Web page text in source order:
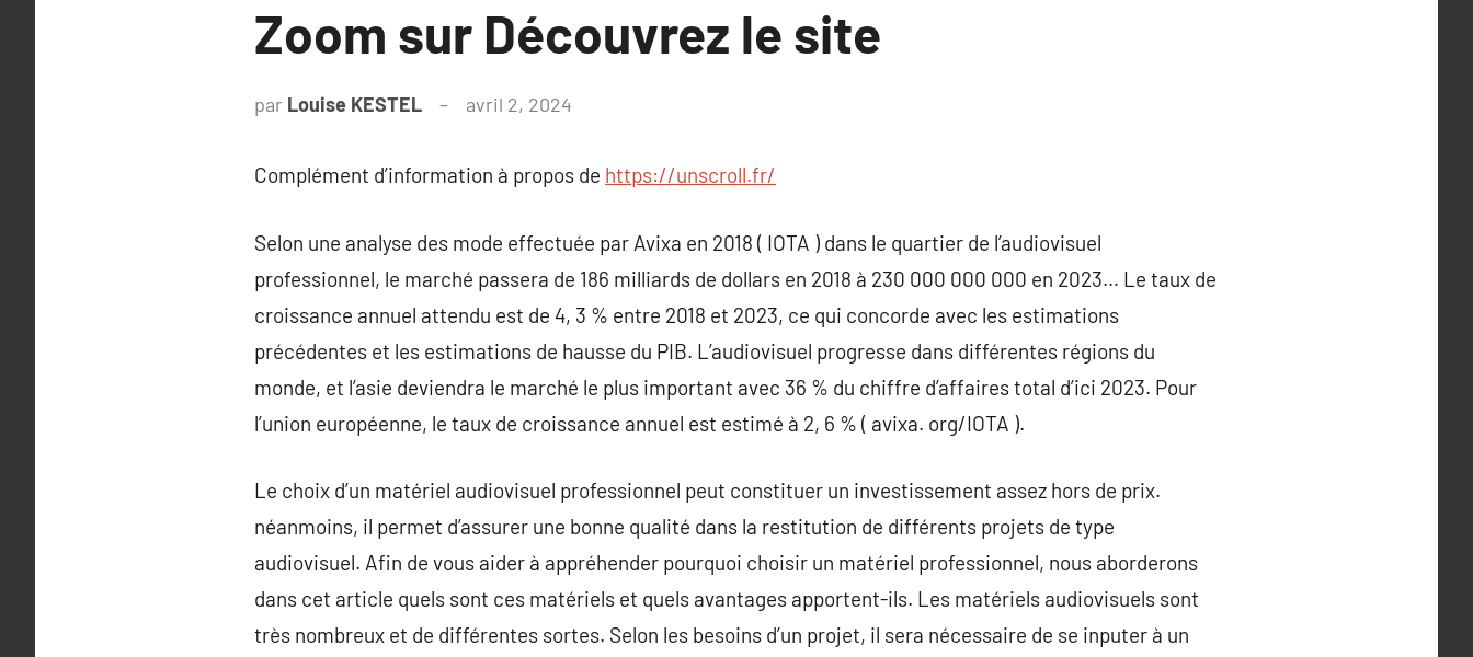
Zoom sur Découvrez le site
par Louise KESTEL avril 2, 2024
Complément d’information à propos de https://unscroll.fr/
Selon une analyse des mode effectuée par Avixa en 2018 ( IOTA ) dans le quartier de l’audiovisuel
professionnel, le marché passera de 186 milliards de dollars en 2018 à 230 000 000 000 en 2023… Le taux de
croissance annuel attendu est de 4, 3 % entre 2018 et 2023, ce qui concorde avec les estimations
précédentes et les estimations de hausse du PIB. L’audiovisuel progresse dans différentes régions du
monde, et l’asie deviendra le marché le plus important avec 36 % du chiffre d’affaires total d’ici 2023. Pour
l’union européenne, le taux de croissance annuel est estimé à 2, 6 % ( avixa. org/IOTA ).
Le choix d’un matériel audiovisuel professionnel peut constituer un investissement assez hors de prix.
néanmoins, il permet d’assurer une bonne qualité dans la restitution de différents projets de type
audiovisuel. Afin de vous aider à appréhender pourquoi choisir un matériel professionnel, nous aborderons
dans cet article quels sont ces matériels et quels avantages apportent-ils. Les matériels audiovisuels sont
très nombreux et de différentes sortes. Selon les besoins d’un projet, il sera nécessaire de se inputer à un